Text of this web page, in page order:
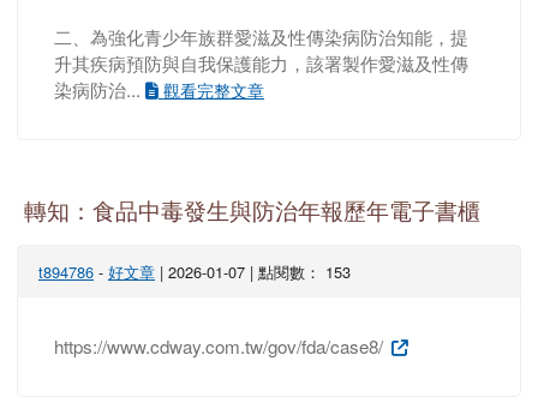
二、為強化青少年族群愛滋及性傳染病防治知能，提
升其疾病預防與自我保護能力，該署製作愛滋及性傳
染病防治...
觀看完整文章
轉知：食品中毒發生與防治年報歷年電子書櫃
t894786 - 好文章 | 2026-01-07 | 點閱數： 153
https://www.cdway.com.tw/gov/fda/case8/